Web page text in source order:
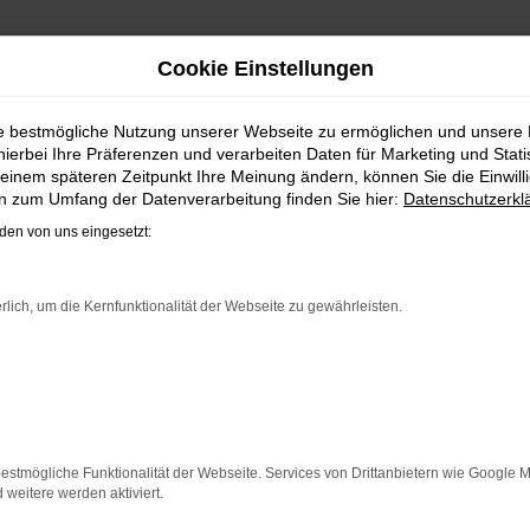
NACH
BALD IM VW T-ROC
wird schnell fündig. Das Fahrzeug ist wie geschaffen
Hinzu kommt, dass in puncto Ausstattung in dieser
Und dann ist da noch das Design, dass
Wahl, alldieweil Sie gegenüber einem
paar Tipps, die dir helfen können:
Cookie Einstellungen
bestmögliche Nutzung unserer Webseite zu ermöglichen und unsere
Ihre Präferenzen und verarbeiten Daten für Marketing und
späteren Zeitpunkt Ihre Meinung ändern, können Sie die
zum Umfang der Datenverarbeitung finden Sie hier:
von uns eingesetzt:
um die Kernfunktionalität der Webseite zu gewährleisten.
Funktionalität der Webseite. Services von Drittanbietern wie Google
weitere werden aktiviert.